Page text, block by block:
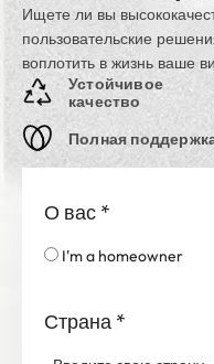
пользовательские
воплотить в жизнь ваше
Устойчивое
качество
Полная поддержка